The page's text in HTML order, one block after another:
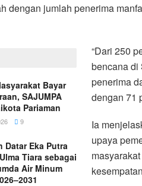
dengan jumlah penerima
Bayar
SAJUMPA
Pariaman
9
Datar Eka Putra
Tiara sebagai
Air Minum
“Dari 250
bencana di
penerima
dengan 71
Ia
upaya